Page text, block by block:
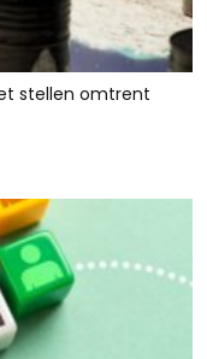
stellen omtrent